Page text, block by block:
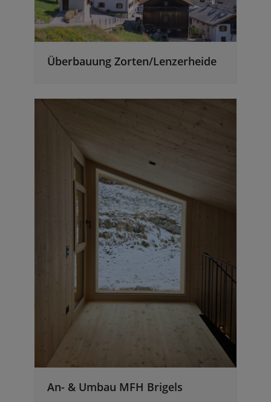
Überbauung Zorten/Lenzerheide
An- & Umbau MFH Brigels